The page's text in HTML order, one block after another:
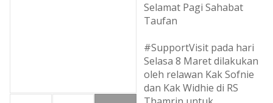
Selamat Pagi Sahabat
Taufan
#SupportVisit pada hari
Selasa 8 Maret dilakukan
oleh relawan Kak Sofnie
dan Kak Widhie di RS